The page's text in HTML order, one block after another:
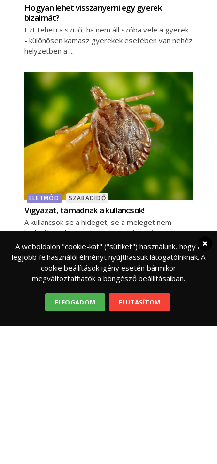
Hogyan lehet visszanyerni egy gyerek
bizalmát?
Ezt teheti a szülő, ha nem áll szóba vele a gyerek
- különösen kamasz gyerekek esetében van nehéz
helyzetben a
ÉLETMÓD SZABADIDŐ
Vigyázat, támadnak a kullancsok!
A kullancsok se a hideget, se a meleget nem
kedvelik, ezért ilyenkor tavasszal igazán
kellemesen érzik magukat - és keresik
A weboldalon "cookie-kat" ("sütiket") használunk, hogy a
legjobb felhasználói élményt nyújthassuk látogatóinknak. A
cookie beállítások igény esetén bármikor
megváltoztathatók a böngésző beállításaiban.
ELFOGADOM ELUTASÍTOM